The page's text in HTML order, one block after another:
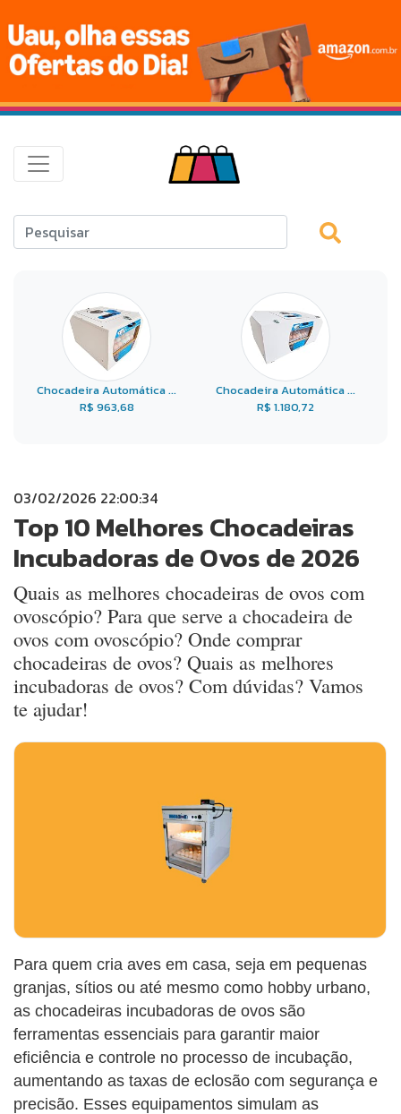
Chocadeira Automática ...
R$ 963,68
Chocadeira Automática ...
R$ 1.180,72
03/02/2026 22:00:34
Top 10 Melhores Chocadeiras
Incubadoras de Ovos de 2026
Quais as melhores chocadeiras de ovos com
ovoscópio? Para que serve a chocadeira de
ovos com ovoscópio? Onde comprar
chocadeiras de ovos? Quais as melhores
incubadoras de ovos? Com dúvidas? Vamos
te ajudar!
Para quem cria aves em casa, seja em pequenas
granjas, sítios ou até mesmo como hobby urbano,
as chocadeiras incubadoras de ovos são
ferramentas essenciais para garantir maior
eficiência e controle no processo de incubação,
aumentando as taxas de eclosão com segurança e
precisão. Esses equipamentos simulam as